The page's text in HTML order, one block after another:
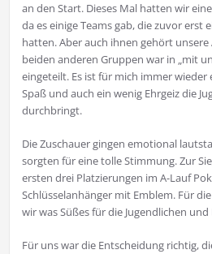
an den Start. Dieses Mal hatten wir
da es einige Teams gab, die zuvor erst
hatten. Aber auch ihnen gehört
beiden anderen Gruppen war in „mit
eingeteilt. Es ist für mich immer wieder
Spaß und auch ein wenig Ehrgeiz die
durchbringt.
Die Zuschauer gingen emotional
sorgten für eine tolle Stimmung. Zur
ersten drei Platzierungen im A-Lauf
Schlüsselanhänger mit Emblem. Für
wir was Süßes für die Jugendlichen
Für uns war die Entscheidung richtig,